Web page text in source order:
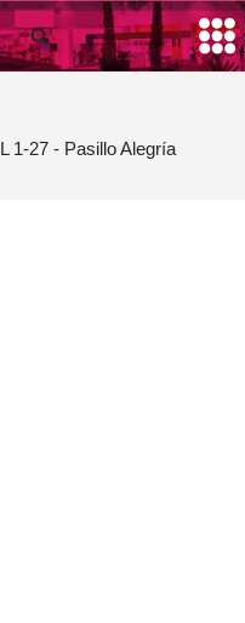
Saltar
L 1-27 - Pasillo Alegría